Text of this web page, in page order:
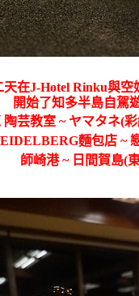
天在J-Hotel Rinku與空
開始了知多半島自駕
陶芸教室 ~ ヤマタネ(
麵包店 ~
師崎港 ~ 日間賀島(